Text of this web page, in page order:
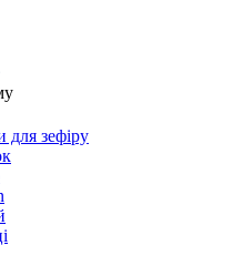
для зефіру